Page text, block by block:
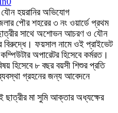
পৌর শহরের ৩ নং ওয়ার্ডে প্রথম
সাথে অশোভন আচরণ ও যৌন
বিরুদ্ধে। ফয়সাল নামে ওই প্রাইভেট
কম্পিউটার অপারেটর হিসেবে কর্মরত।
হিসেবে ৮ বছর বয়সী শিশুর প্রতি
গ্রহনের জন্য আবেদনে
ছাত্রীর মা সুমি আক্তার অধ্যক্ষের